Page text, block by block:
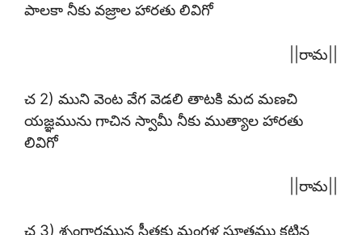
పాలకా నీకు వజ్రాల హారతు లివిగో
||రామ||
చ 2) ముని వెంట వేగ వెడలి తాటకి మద మణచి
యజ్ఞమును గాచిన స్వామీ నీకు ముత్యాల హారతు
లివిగో
||రామ||
చ 3) శృంగారమున సీతకు మంగళ సూత్రము కట్టిన